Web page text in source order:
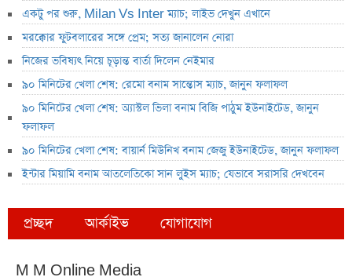
একটু পর শুরু, Milan Vs Inter ম্যাচ; লাইভ দেখুন এখানে
মরক্কোর ফুটবলারের সঙ্গে প্রেম; সত্য জানালেন নোরা
নিজের ভবিষ্যৎ নিয়ে চূড়ান্ত বার্তা দিলেন নেইমার
৯০ মিনিটের খেলা শেষ: রেমো বনাম সান্তোস ম্যাচ, জানুন ফলাফল
৯০ মিনিটের খেলা শেষ: অ্যাস্টল ভিলা বনাম বিজি পাঠুম ইউনাইটেড, জানুন
ফলাফল
৯০ মিনিটের খেলা শেষ: বায়ার্ন মিউনিখ বনাম জেজু ইউনাইটেড, জানুন ফলাফল
ইন্টার মিয়ামি বনাম আতলেতিকো সান লুইস ম্যাচ; যেভাবে সরাসরি দেখবেন
প্রচ্ছদ আর্কাইভ যোগাযোগ
M M Online Media